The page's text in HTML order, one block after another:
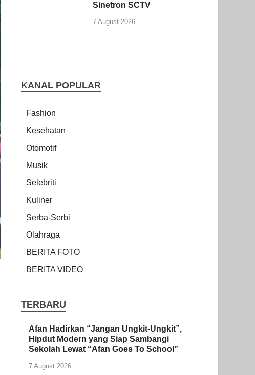
Sinetron SCTV
7 August 2026
KANAL POPULAR
Fashion
Kesehatan
Otomotif
Musik
Selebriti
Kuliner
Serba-Serbi
Olahraga
BERITA FOTO
BERITA VIDEO
TERBARU
Afan Hadirkan “Jangan Ungkit-Ungkit”,
Hipdut Modern yang Siap Sambangi
Sekolah Lewat “Afan Goes To School”
7 August 2026